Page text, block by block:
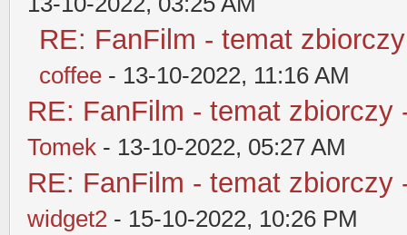
RE: FanFilm - temat
coffee - 13-10-2022, 11:16 AM
RE: FanFilm - temat zbiorczy
Tomek - 13-10-2022, 05:27 AM
RE: FanFilm - temat zbiorczy
widget2 - 15-10-2022, 10:26 PM